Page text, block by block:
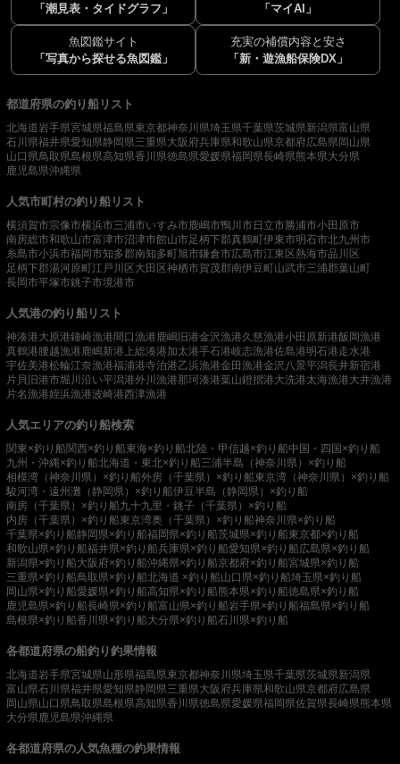
「潮見表・タイドグラフ」
「マイAI」
魚図鑑サイト
「写真から探せる魚図鑑」
充実の補償内容と安さ
「新・遊漁船保険DX」
都道府県の釣り船リスト
北海道岩手県宮城県福島県東京都神奈川県埼玉県千葉県茨城県新潟県富山県
石川県福井県愛知県静岡県三重県大阪府兵庫県和歌山県京都府広島県岡山県
山口県鳥取県島根県高知県香川県徳島県愛媛県福岡県長崎県熊本県大分県
鹿児島県沖縄県
人気市町村の釣り船リスト
横須賀市宗像市横浜市三浦市いすみ市鹿嶋市鴨川市日立市勝浦市小田原市
南房総市和歌山市富津市沼津市館山市足柄下郡真鶴町伊東市明石市北九州市
糸島市小浜市福岡市知多郡南知多町旭市鎌倉市広島市江東区熱海市品川区
足柄下郡湯河原町江戸川区大田区神栖市賀茂郡南伊豆町山武市三浦郡葉山町
長岡市平塚市銚子市境港市
人気港の釣り船リスト
神湊港大原港鐘崎漁港間口漁港 鹿嶋旧港金沢漁港久慈漁港小田原新港飯岡漁港
真鶴港腰越漁港 鹿嶋新港 上総湊港加太港手石港岐志漁港佐島港明石港走水港
宇佐美港松輪江奈漁港福浦港寺泊港乙浜漁港金田漁港金沢八景平潟長井新宿港
片貝旧港市堀川沿い平潟港外川漁港那珂湊港葉山鐙摺港大洗港太海漁港大井漁港
片名漁港姪浜漁港波崎港西津漁港
人気エリアの釣り船検索
関東×釣り船関西×釣り船東海×釣り船北陸・甲信越×釣り船中国・四国×釣り船
九州・沖縄×釣り船北海道・東北×釣り船三浦半島（神奈川県）×釣り船
相模湾（神奈川県）×釣り船外房（千葉県）×釣り船東京湾（神奈川県）×釣り船
駿河湾・遠州灘（静岡県）×釣り船伊豆半島（静岡県）×釣り船
南房（千葉県）×釣り船九十九里・銚子（千葉県）×釣り船
内房（千葉県）×釣り船東京湾奥（千葉県）×釣り船神奈川県×釣り船
千葉県×釣り船静岡県×釣り船福岡県×釣り船茨城県×釣り船東京都×釣り船
和歌山県×釣り船福井県×釣り船兵庫県×釣り船愛知県×釣り船広島県×釣り船
新潟県×釣り船大阪府×釣り船沖縄県×釣り船京都府×釣り船宮城県×釣り船
三重県×釣り船鳥取県×釣り船北海道 ×釣り船山口県×釣り船埼玉県×釣り船
岡山県×釣り船愛媛県×釣り船高知県×釣り船熊本県×釣り船徳島県×釣り船
鹿児島県×釣り船長崎県×釣り船富山県×釣り船岩手県×釣り船福島県×釣り船
島根県×釣り船香川県×釣り船大分県×釣り船石川県×釣り船
各都道府県の船釣り釣果情報
北海道岩手県宮城県山形県福島県東京都神奈川県埼玉県千葉県茨城県新潟県
富山県石川県福井県愛知県静岡県三重県大阪府兵庫県和歌山県京都府広島県
岡山県山口県鳥取県島根県高知県香川県徳島県愛媛県福岡県佐賀県長崎県熊本県
大分県 鹿児島県沖縄県
各都道府県の人気魚種の釣果情報